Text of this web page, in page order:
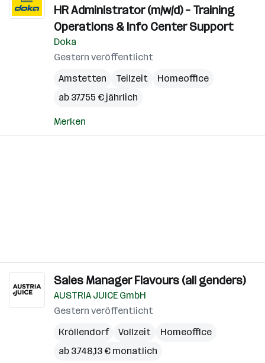
HR Administrator (m/w/d) – Training
Operations & Info Center Support
Doka
Gestern veröffentlicht
Amstetten
Teilzeit
Homeoffice
ab 37.755 € jährlich
Merken
Sales Manager Flavours (all genders)
AUSTRIA JUICE GmbH
Gestern veröffentlicht
Kröllendorf
Vollzeit
Homeoffice
ab 3.748,13 € monatlich